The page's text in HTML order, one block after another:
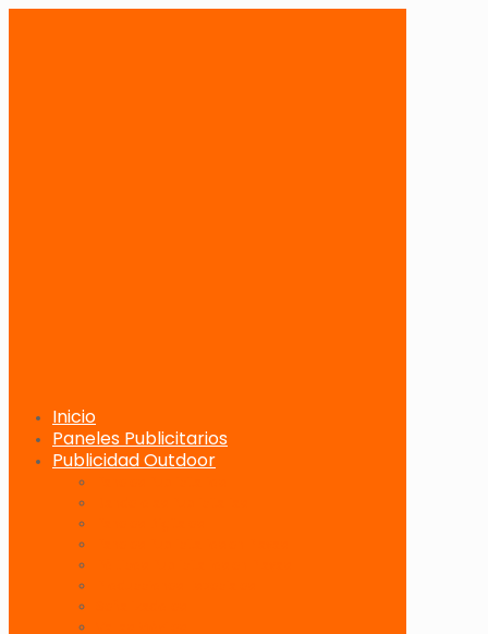
Inicio
Paneles Publicitarios
Publicidad Outdoor